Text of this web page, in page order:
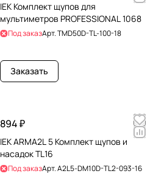
IEK Комплект щупов для
мультиметров PROFESSIONAL 1068
Под заказАрт.TMD50D-TL-100-18
Заказать
894 ₽
IEK ARMA2L 5 Комплект щупов и
насадок TL16
Под заказАрт.A2L5-DM10D-TL2-093-16